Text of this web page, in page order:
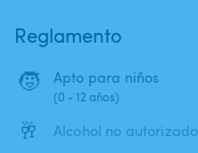
Reglamento
🧒 Apto para niños
(0 - 12 años)
🥂 Alcohol no autorizado